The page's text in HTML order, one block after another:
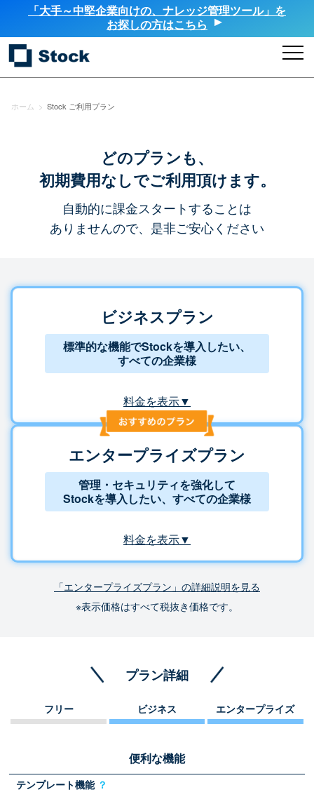
「大手～中堅企業向けの、ナレッジ管理ツール」を
お探しの方はこちら
ホーム > Stock ご利用プラン
どのプランも、
初期費用なしでご利用頂けます。
自動的に課金スタートすることは
ありませんので、是非ご安心ください
ビジネスプラン
標準的な機能でStockを導入したい、
すべての企業様
料金を表示▼
エンタープライズプラン
管理・セキュリティを強化して
Stockを導入したい、すべての企業様
料金を表示▼
「エンタープライズプラン」の詳細説明を見る
※表示価格はすべて税抜き価格です。
プラン詳細
フリー ビジネス エンタープライズ
便利な機能
テンプレート機能 ？